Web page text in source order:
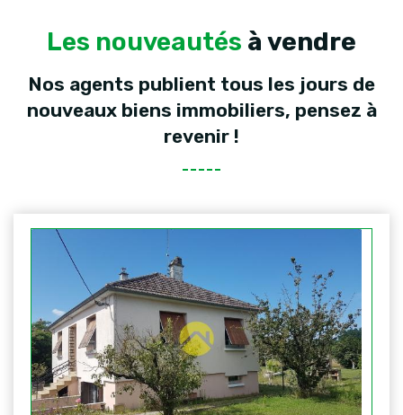
Les nouveautés à vendre
Nos agents publient tous les jours de
nouveaux biens immobiliers, pensez à
revenir !